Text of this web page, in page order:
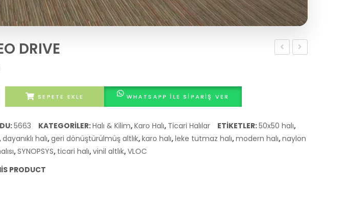
DRIVE
SEPETE EKLE WHATSAPP ILE SIPARIŞ VER
5663 KATEGORILER:Halı & Kilim,Karo Halı, Ticari Halılar ETIKETLER:50x50 halı,
dayanıklı halı,geri dönüştürülmüş altlık,karo halı,leke tutmaz halı,modern halı,naylon
,SYNOPSYS, ticari halı,vinil altlık,VLOC
PRODUCT